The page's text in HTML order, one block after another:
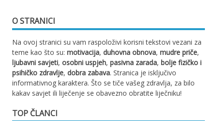
O STRANICI
Na ovoj stranici su vam raspoloživi korisni tekstovi vezani za
teme kao što su: motivacija, duhovna obnova, mudre priče,
ljubavni savjeti, osobni uspjeh, pasivna zarada, bolje fizičko i
psihičko zdravlje, dobra zabava. Stranica je isključivo
informativnog karaktera. Što se tiče vašeg zdravlja, za bilo
kakav savjet ili liječenje se obavezno obratite liječniku!
TOP ČLANCI